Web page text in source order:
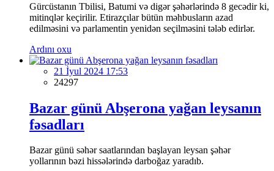
Gürcüstanın Tbilisi, Batumi və digər şəhərlərində 8 gecədir ki,
mitinqlər keçirilir. Etirazçılar bütün məhbusların azad
edilməsini və parlamentin yenidən seçilməsini tələb edirlər.
Ardını oxu
21 İyul 2024 17:53
24297
Bazar günü Abşerona yağan leysanın
fəsadları
Bazar günü səhər saatlarından başlayan leysan şəhər
yollarının bəzi hissələrində darboğaz yaradıb.